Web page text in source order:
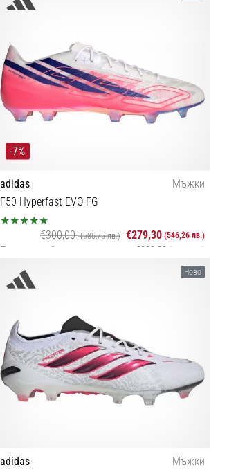
39⅓ 40 40⅔ 41⅓ 42 42⅔ 43⅓ 44 44⅔ 45⅓ 46
-7%
adidas
Мъжки
F50 Hyperfast EVO FG
€300,00(586,75 лв.) €279,30 (546,26 лв.)
Последна най-ниска цена €300,00 (586,75 лв.)
38⅔ 39⅓ 40 40⅔ 41⅓ 42 42⅔ 43⅓ 44 44⅔ 45⅓
Ново
adidas Мъжки